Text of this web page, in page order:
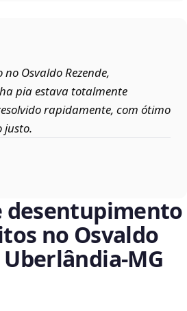
Osvaldo Rezende,
pia estava totalmente
rapidamente, com ótimo
justo.
desentupimento
no Osvaldo